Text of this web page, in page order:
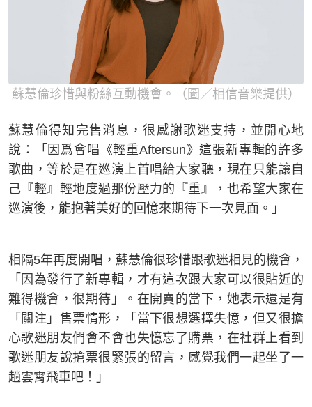
蘇慧倫珍惜與粉絲互動機會。（圖／相信音樂提供）
蘇慧倫得知完售消息，很感謝歌迷支持，並開心地
說：「因爲會唱《輕重Aftersun》這張新專輯的許多
歌曲，等於是在巡演上首唱給大家聽，現在只能讓自
己『輕』輕地度過那份壓力的『重』，也希望大家在
巡演後，能抱著美好的回憶來期待下一次見面。」
相隔5年再度開唱，蘇慧倫很珍惜跟歌迷相見的機會，
「因為發行了新專輯，才有這次跟大家可以很貼近的
難得機會，很期待」。在開賣的當下，她表示還是有
「關注」售票情形，「當下很想選擇失憶，但又很擔
心歌迷朋友們會不會也失憶忘了購票，在社群上看到
歌迷朋友說搶票很緊張的留言，感覺我們一起坐了一
趟雲霄飛車吧！」